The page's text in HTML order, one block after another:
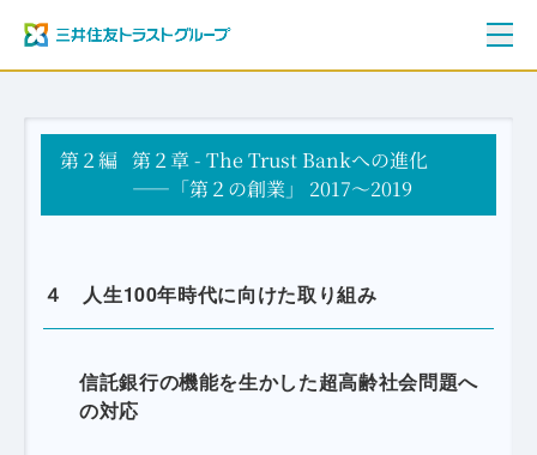
ご挨拶
三井住友トラストグループ100年史
資料編
年表
第２編 第２章 - The Trust Bankへの進化
――「第２の創業」 2017～2019
４ 人生100年時代に向けた取り組み
信託銀行の機能を生かした超高齢社会問題へ
の対応